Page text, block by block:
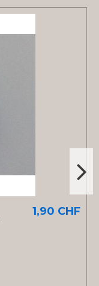
1,90 CHF